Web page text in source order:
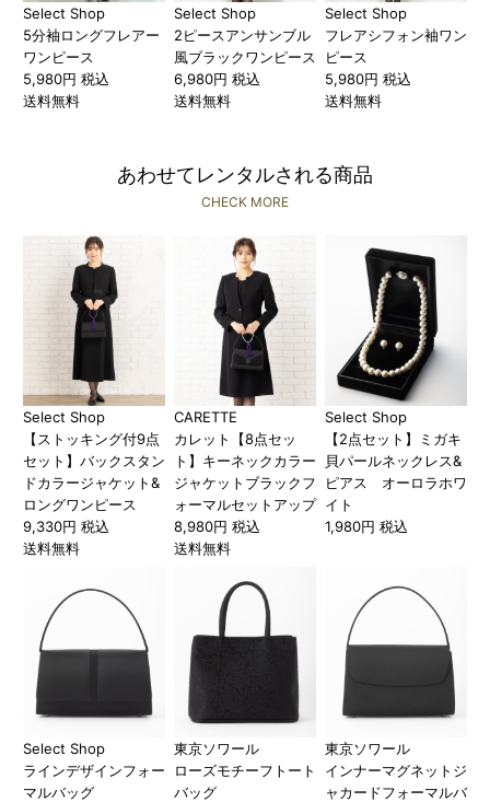
Select Shop
5分袖ロングフレアー
ワンピース
5,980円 税込
送料無料
Select Shop
2ピースアンサンブル
風ブラックワンピース
6,980円 税込
送料無料
Select Shop
フレアシフォン袖ワン
ピース
5,980円 税込
送料無料
あわせてレンタルされる商品
CHECK MORE
Select Shop
【ストッキング付9点
セット】バックスタン
ドカラージャケット&
ロングワンピース
9,330円 税込
送料無料
CARETTE
カレット【8点セッ
ト】キーネックカラー
ジャケットブラックフ
ォーマルセットアップ
8,980円 税込
送料無料
Select Shop
【2点セット】ミガキ
貝パールネックレス&
ピアス オーロラホワ
イト
1,980円 税込
Select Shop
ラインデザインフォー
マルバッグ
東京ソワール
ローズモチーフトート
バッグ
東京ソワール
インナーマグネットジ
ャカードフォーマルバ